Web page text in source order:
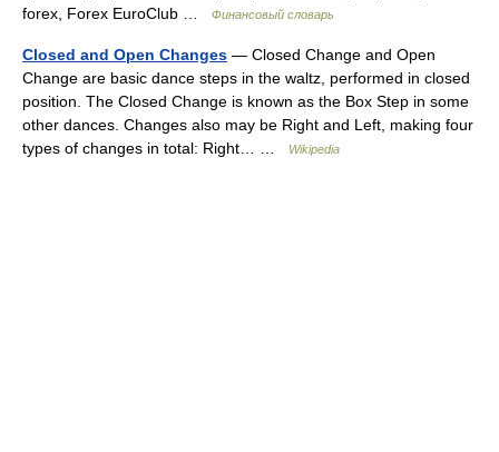
forex, Forex EuroClub …
Финансовый словарь
Closed and Open Changes — Closed Change and Open
Change are basic dance steps in the waltz, performed in closed
position. The Closed Change is known as the Box Step in some
other dances. Changes also may be Right and Left, making four
types of changes in total: Right… …
Wikipedia